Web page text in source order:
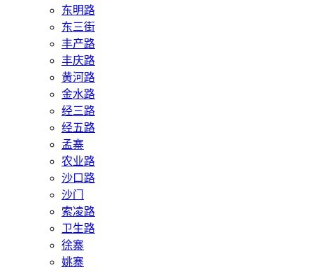
东明路
东三街
丰产路
丰庆路
黄河路
金水路
经三路
经五路
孟寨
农业路
沙口路
沙门
索凌路
卫生路
徐寨
姚寨